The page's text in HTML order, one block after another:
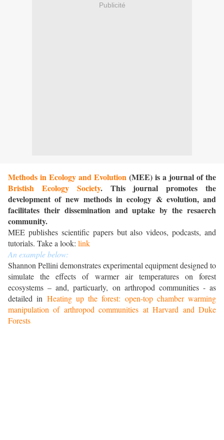
Publicité
Methods in Ecology and Evolution(MEE) is a journal of the
Bristish Ecology Society. This journal promotes the
development of new methods in ecology & evolution, and
facilitates their dissemination and uptake by the resaerch
community.
MEE publishes scientific papers but also videos, podcasts, and
tutorials. Take a look: link
An example below:
Shannon Pellini demonstrates experimental equipment designed to
simulate the effects of warmer air temperatures on forest
ecosystems – and, particuarly, on arthropod communities - as
detailed in Heating up the forest: open-top chamber warming
manipulation of arthropod communities at Harvard and Duke
Forests.